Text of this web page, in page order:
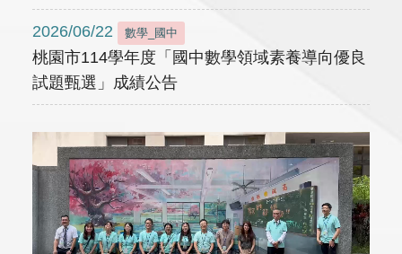
2026/06/22 數學_國中
桃園市114學年度「國中數學領域素養導向優良
試題甄選」成績公告